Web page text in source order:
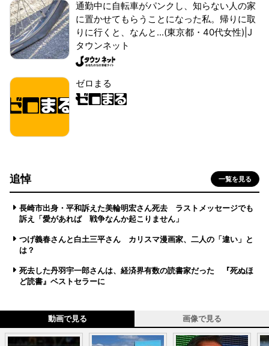
通勤中に自転車がパンクし、知らない人の家
に置かせてもらうことになった私。帰りに取
りに行くと、なんと...(東京都・40代女性)|J
タウンネット
ゼロまる
追悼 一覧を見る
長崎市出身・平和訴えた美輪明宏さん死去 ラストメッセージでも
訴え「愛があれば 戦争なんか起こりません」
つげ義春さんと白土三平さん カリスマ漫画家、二人の「違い」と
は？
死去した丹羽宇一郎さんは、経済界有数の読書家だった 『死ぬほ
ど読書』ベストセラーに
動画で見る 画像で見る